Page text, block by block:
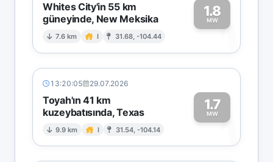
Whites City'in 55 km
güneyinde, New Meksika
7.6 km I 31.68, -104.44
1.8
MW1
13:20:05 29.07.2026
Toyah'ın 41 km
kuzeybatısında, Texas
9.9 km I 31.54, -104.14
1.7
MW1